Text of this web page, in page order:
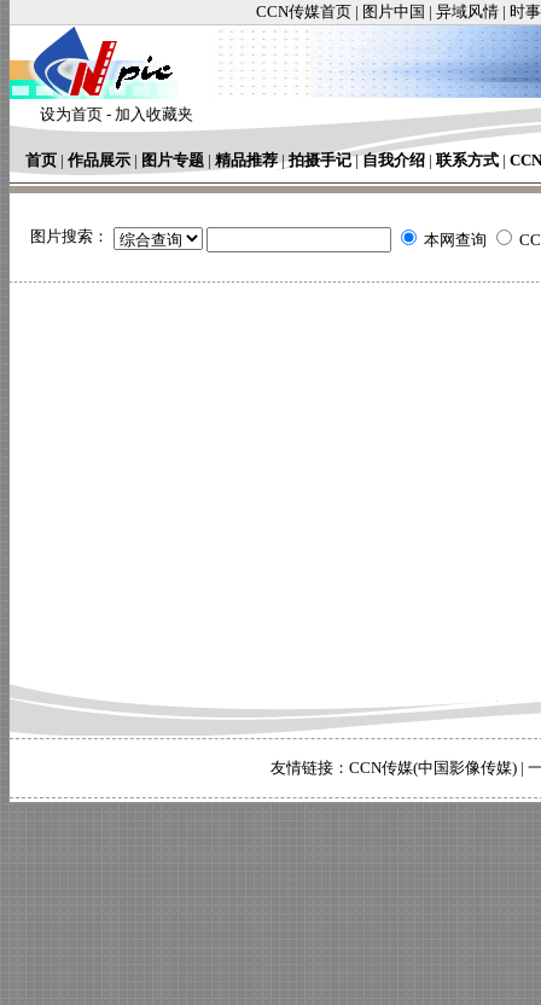
CCN传媒首页 | 图片中国 | 异域风情 | 时
设为首页 - 加入收藏夹
首页 | 作品展示 | 图片专题 | 精品推荐|拍摄手记|自我介绍 | 联系方式 |
图片搜索： 本网查询
友情链接： CCN传媒(中国影像传媒) |